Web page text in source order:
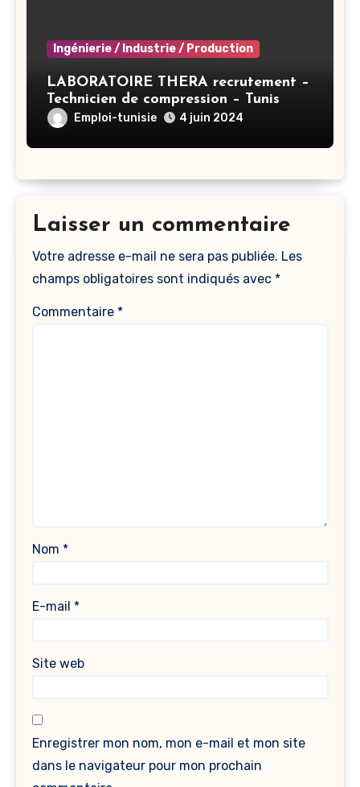
Ingénierie / Industrie / Production
LABORATOIRE THERA recrutement –
Technicien de compression – Tunis
Emploi-tunisie 4 juin 2024
Laisser un commentaire
Votre adresse e-mail ne sera pas publiée. Les
champs obligatoires sont indiqués avec *
Commentaire *
Nom *
E-mail *
Site web
Enregistrer mon nom, mon e-mail et mon site
dans le navigateur pour mon prochain